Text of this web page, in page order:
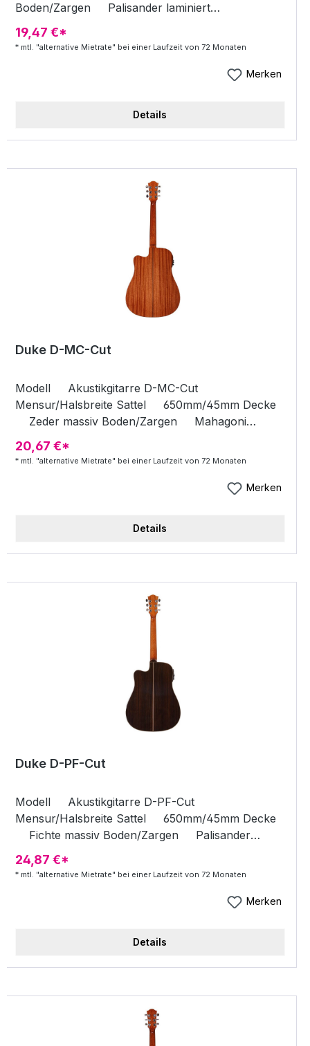
Boden/Zargen Palisander laminiert
Hals/Griffbrett Cedro/Ebenholz Steg
Ebenholz Stegsattel Shadow-Tusq Mechaniken
19,47 €*
* mtl. "alternative Mietrate" bei einer Laufzeit von 72 Monaten
Merken
Details
Duke D-MC-Cut
Modell Akustikgitarre D-MC-Cut
Mensur/Halsbreite Sattel 650mm/45mm Decke
Zeder massiv Boden/Zargen Mahagoni
laminiert Hals/Griffbrett Cedro/Ebenholz Steg
Ebenholz Stegsattel Shadow-Tusq Mechaniken
20,67 €*
* mtl. "alternative Mietrate" bei einer Laufzeit von 72 Monaten
Merken
Details
Duke D-PF-Cut
Modell Akustikgitarre D-PF-Cut
Mensur/Halsbreite Sattel 650mm/45mm Decke
Fichte massiv Boden/Zargen Palisander
laminiert Hals/Griffbrett Cedro/Ebenholz Steg
Ebenholz Stegsattel Shadow-Tusq Mechaniken
24,87 €*
* mtl. "alternative Mietrate" bei einer Laufzeit von 72 Monaten
Merken
Details